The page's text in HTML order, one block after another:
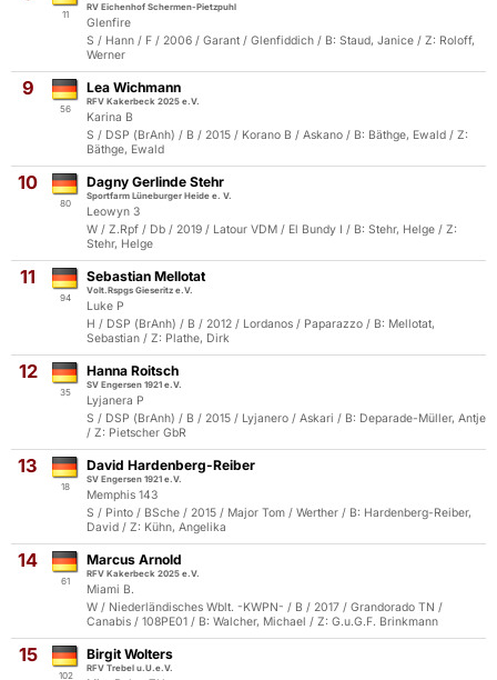
11
RV Eichenhof Schermen-Pietzpuhl
Glenfire
S / Hann / F / 2006 / Garant / Glenfiddich / B: Staud, Janice / Z: Roloff,
Werner
9
56
Lea Wichmann
RFV Kakerbeck 2025 e.V.
Karina B
S / DSP (BrAnh) / B / 2015 / Korano B / Askano / B: Bäthge, Ewald / Z:
Bäthge, Ewald
10
80
Dagny Gerlinde Stehr
Sportfarm Lüneburger Heide e. V.
Leowyn 3
W / Z.Rpf / Db / 2019 / Latour VDM / El Bundy I / B: Stehr, Helge / Z:
Stehr, Helge
11
94
Sebastian Mellotat
Volt.Rspgs Gieseritz e.V.
Luke P
H / DSP (BrAnh) / B / 2012 / Lordanos / Paparazzo / B: Mellotat,
Sebastian / Z: Plathe, Dirk
12
35
Hanna Roitsch
SV Engersen 1921 e.V.
Lyjanera P
S / DSP (BrAnh) / B / 2015 / Lyjanero / Askari / B: Deparade-Müller, Antje
/ Z: Pietscher GbR
13
18
David Hardenberg-Reiber
SV Engersen 1921 e.V.
Memphis 143
S / Pinto / BSche / 2015 / Major Tom / Werther / B: Hardenberg-Reiber,
David / Z: Kühn, Angelika
14
61
Marcus Arnold
RFV Kakerbeck 2025 e.V.
Miami B.
W / Niederländisches Wblt. -KWPN- / B / 2017 / Grandorado TN /
Canabis / 108PE01 / B: Walcher, Michael / Z: G.u.G.F. Brinkmann
15
102
Birgit Wolters
RFV Trebel u.U.e.V.